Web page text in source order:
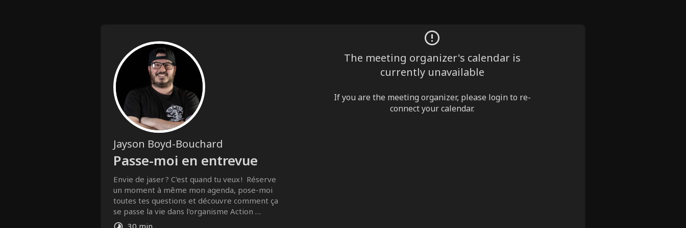
Jayson Boyd-Bouchard
Passe-moi en entrevue
Envie de jaser ? C'est quand tu veux !  Réserve
un moment à même mon agenda, pose-moi
toutes tes questions et découvre comment ça
se passe la vie dans l'organisme Action
Toxicomanie! :)
30 min
The meeting organizer's calendar is
currently unavailable
If you are the meeting organizer, please login to re-
connect your calendar.